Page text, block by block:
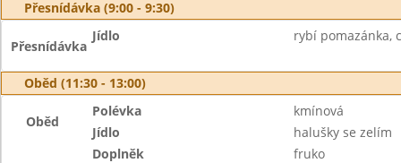
Přesnídávka (9:00 - 9:30)
Přesnídávka
Jídlo rybí pomazánka,
Oběd (11:30 - 13:00)
Oběd
Polévka
kmínová
Jídlo
halušky se zelím
Doplněk
fruko